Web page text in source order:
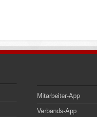
Mitarbeiter-App
Verbands-App